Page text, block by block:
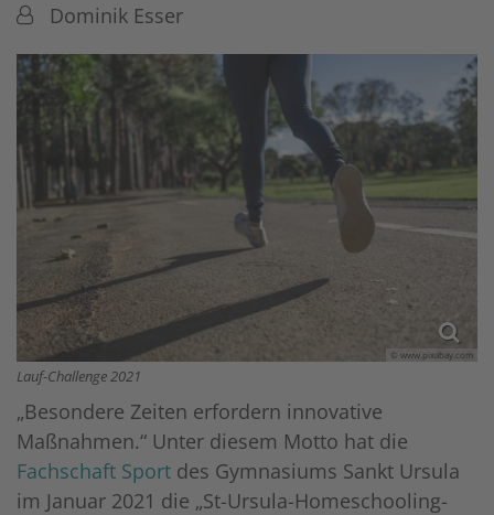
Von:Dominik Esser
© www.pixabay.com
Lauf-Challenge 2021
„Besondere Zeiten erfordern innovative
Maßnahmen.“ Unter diesem Motto hat die
Fachschaft Sport des Gymnasiums Sankt Ursula
im Januar 2021 die „St-Ursula-Homeschooling-